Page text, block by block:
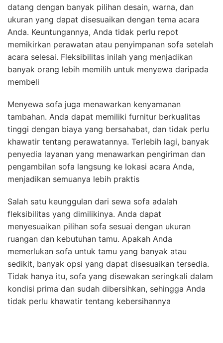
datang dengan banyak pilihan desain, warna, dan
ukuran yang dapat disesuaikan dengan tema acara
Anda. Keuntungannya, Anda tidak perlu repot
memikirkan perawatan atau penyimpanan sofa setelah
acara selesai. Fleksibilitas inilah yang menjadikan
banyak orang lebih memilih untuk menyewa daripada
membeli
Menyewa sofa juga menawarkan kenyamanan
tambahan. Anda dapat memiliki furnitur berkualitas
tinggi dengan biaya yang bersahabat, dan tidak perlu
khawatir tentang perawatannya. Terlebih lagi, banyak
penyedia layanan yang menawarkan pengiriman dan
pengambilan sofa langsung ke lokasi acara Anda,
menjadikan semuanya lebih praktis
Salah satu keunggulan dari sewa sofa adalah
fleksibilitas yang dimilikinya. Anda dapat
menyesuaikan pilihan sofa sesuai dengan ukuran
ruangan dan kebutuhan tamu. Apakah Anda
memerlukan sofa untuk tamu yang banyak atau
sedikit, banyak opsi yang dapat disesuaikan tersedia.
Tidak hanya itu, sofa yang disewakan seringkali dalam
kondisi prima dan sudah dibersihkan, sehingga Anda
tidak perlu khawatir tentang kebersihannya